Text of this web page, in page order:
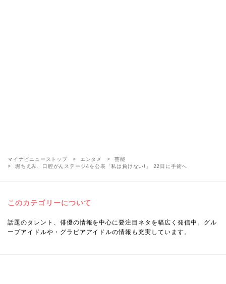
マイナビニューストップ エンタメ
芸能
堀ちえみ、口腔がんステージ4を公表「私は負けない!」 22日に手術へ
このカテゴリーについて
話題のタレント、俳優の情報を中心に要注目ネタを幅広く発信中。グル
ープアイドルや・グラビアアイドルの情報も充実しています。